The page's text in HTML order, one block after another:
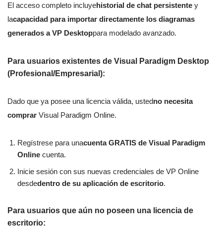
El acceso completo incluyehistorial de chat persistente y
lacapacidad para importar directamente los diagramas
generados a VP Desktoppara modelado avanzado.
Para usuarios existentes de Visual Paradigm Desktop
(Profesional/Empresarial):
Dado que ya posee una licencia válida, ustedno necesita
comprar Visual Paradigm Online.
Regístrese para unacuenta GRATIS de Visual Paradigm
Online cuenta.
Inicie sesión con sus nuevas credenciales de VP Online
desdedentro de su aplicación de escritorio.
Para usuarios que aún no poseen una licencia de
escritorio: